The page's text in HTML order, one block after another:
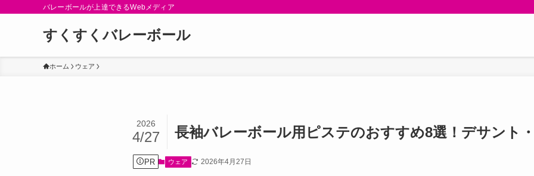
バレーボールが上達できるWebメディア
すくすくバレーボール
ホーム ウェア
長袖バレーボール用ピステのおすすめ8選！デサント
2026
4/27
PR ウェア 2026年4月27日